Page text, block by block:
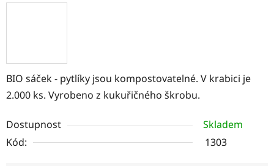
BIO sáček - pytlíky jsou kompostovatelné. V krabici je
2.000 ks. Vyrobeno z kukuřičného škrobu.
Dostupnost
Skladem
Kód:
1303